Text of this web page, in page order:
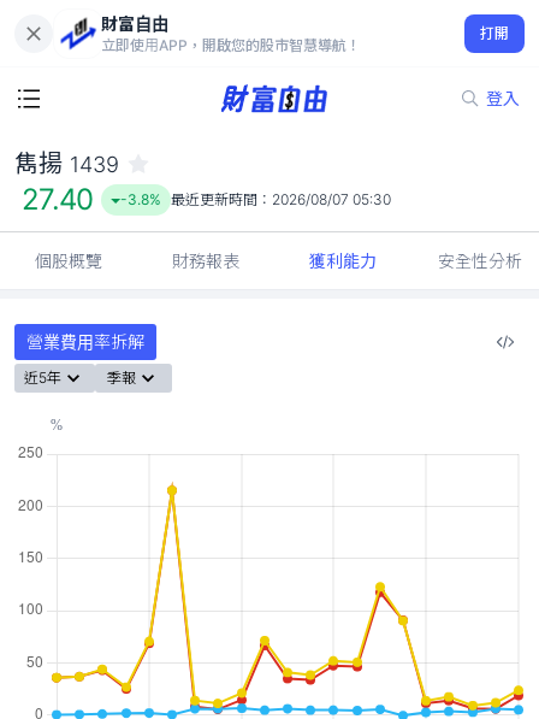
財富自由
立即使用APP，開啟您的股市智慧導航！
打開
登入
27.40
-3.8%
雋揚 1439
27.40 -3.8% 最近更新時間： 2026/08/07 05:30
個股概覽 財務報表 獲利能力 安全性分析
營業費用率拆解
近5年 季報